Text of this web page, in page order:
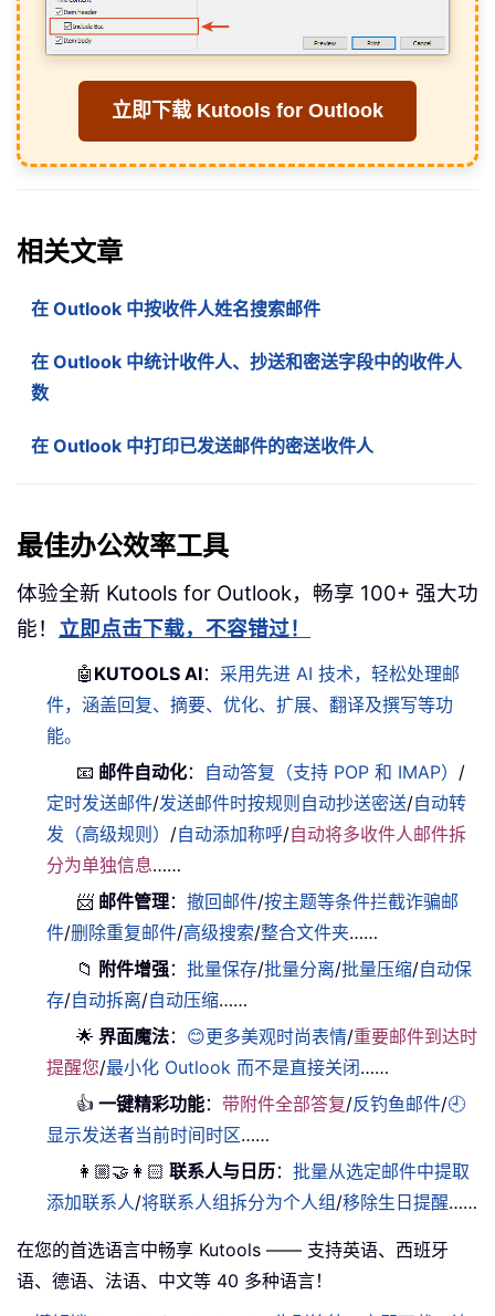
立即下载 Kutools for Outlook
相关文章
在 Outlook 中按收件人姓名搜索邮件
在 Outlook 中统计收件人、抄送和密送字段中的收件人
数
在 Outlook 中打印已发送邮件的密送收件人
最佳办公效率工具
体验全新 Kutools for Outlook，畅享 100+ 强大功
能！ 立即点击下载，不容错过！
🤖 KUTOOLS AI： 采用先进 AI 技术，轻松处理邮
件，涵盖回复、摘要、优化、扩展、翻译及撰写等功
能。
📧 邮件自动化： 自动答复（支持 POP 和 IMAP） /
定时发送邮件/发送邮件时按规则自动抄送密送/自动转
发（高级规则） /自动添加称呼/自动将多收件人邮件拆
分为单独信息……
📨 邮件管理：撤回邮件/按主题等条件拦截诈骗邮
件/删除重复邮件/高级搜索/整合文件夹……
📁 附件增强：批量保存/批量分离/批量压缩/自动保
存/自动拆离/自动压缩……
🌟 界面魔法： 😊更多美观时尚表情/重要邮件到达时
提醒您/最小化 Outlook 而不是直接关闭……
👍 一键精彩功能：带附件全部答复/反钓鱼邮件/🕘
显示发送者当前时间时区……
👩🏼‍🤝‍👩🏻 联系人与日历：批量从选定邮件中提取
添加联系人/将联系人组拆分为个人组/移除生日提醒……
在您的首选语言中畅享 Kutools —— 支持英语、西班牙
语、德语、法语、中文等 40 多种语言！